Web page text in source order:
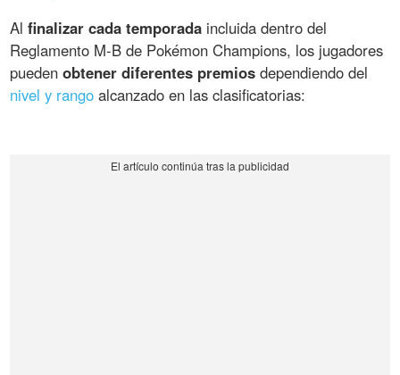
Alfinalizar cada temporada incluida dentro del
Reglamento M-B de Pokémon Champions, los jugadores
puedenobtener diferentes premios dependiendo del
nivel y rango alcanzado en las clasificatorias: